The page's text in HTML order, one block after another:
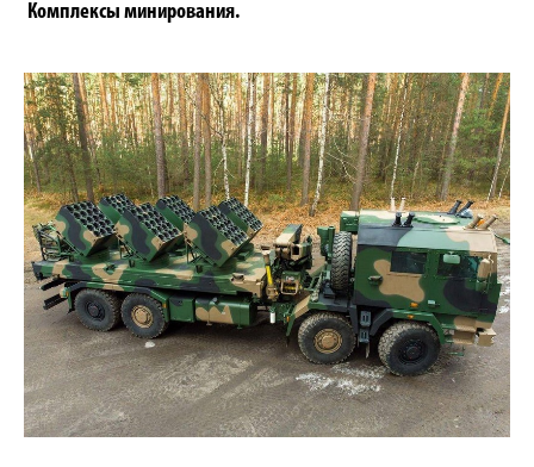
Комплексы минирования.